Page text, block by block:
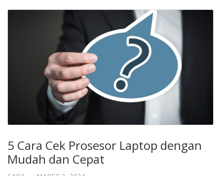
5 Cara Cek Prosesor Laptop dengan
Mudah dan Cepat